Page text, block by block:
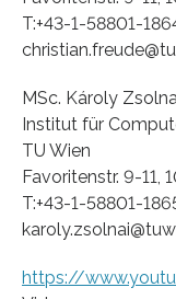
T:+43-1-58801-
MSc. Károly
Institut für
TU Wien
Favoritenstr. 9-11,
T:+43-1-58801-
https://